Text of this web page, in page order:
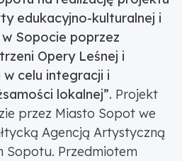
edukacyjno-kulturalnej i
Sopocie poprzez
Opery Leśnej i
celu integracji i
lokalnej”. Projekt
przez Miasto Sopot we
Agencją Artystyczną
Sopotu. Przedmiotem